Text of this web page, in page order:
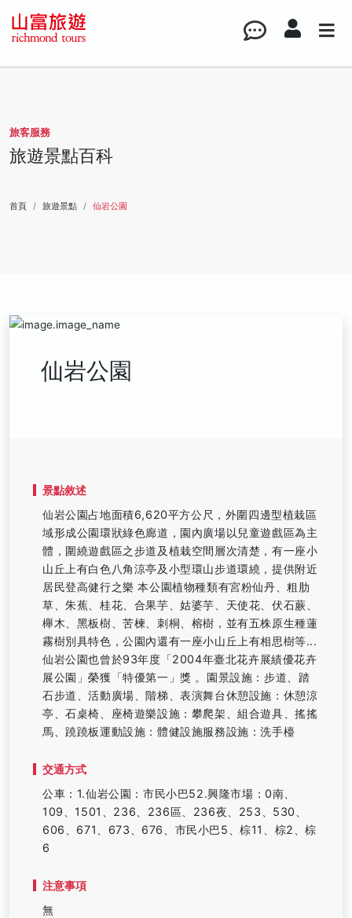
旅客服務
旅遊景點百科
首頁 旅遊景點 仙岩公園
仙岩公園
景點敘述
仙岩公園占地面積6,620平方公尺，外圍四邊型植栽區
域形成公園環狀綠色廊道，園內廣場以兒童遊戲區為主
體，圍繞遊戲區之步道及植栽空間層次清楚，有一座小
山丘上有白色八角涼亭及小型環山步道環繞，提供附近
居民登高健行之樂 本公園植物種類有宮粉仙丹、粗肋
草、朱蕉、桂花、合果芋、姑婆芋、天使花、伏石蕨、
櫸木、黑板樹、苦楝、刺桐、榕樹，並有五株原生種蓮
霧樹別具特色，公園內還有一座小山丘上有相思樹等...
仙岩公園也曾於93年度「2004年臺北花卉展績優花卉
展公園」榮獲「特優第一」獎 。園景設施：步道、踏
石步道、活動廣場、階梯、表演舞台休憩設施：休憩涼
亭、石桌椅、座椅遊樂設施：攀爬架、組合遊具、搖搖
馬、蹺蹺板運動設施：體健設施服務設施：洗手檯
交通方式
公車：1.仙岩公園：市民小巴52.興隆市場：0南、
109、1501、236、236區、236夜、253、530、
606、671、673、676、市民小巴5、棕11、棕2、棕
6
注意事項
無